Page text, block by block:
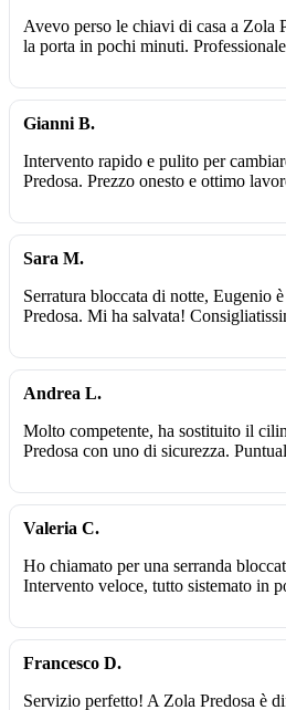
Avevo perso le chiavi di casa a Zola
la porta in pochi minuti.
Gianni B.
Intervento rapido e pulito per
Predosa. Prezzo onesto e ottimo
Sara M.
Serratura bloccata di notte, Eugenio
Predosa. Mi ha salvata!
Andrea L.
Molto competente, ha sostituito il
Predosa con uno di sicurezza.
Valeria C.
Ho chiamato per una serranda
Intervento veloce, tutto sistemato in
Francesco D.
Servizio perfetto! A Zola Predosa è